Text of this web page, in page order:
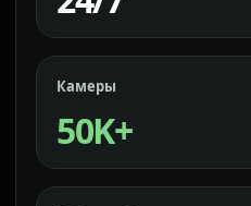
Камеры
50K+